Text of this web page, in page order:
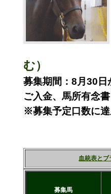
む）
募集期間：8月30
ご入金、馬所有念
※募集予定口数に
血統表とブ
募集馬